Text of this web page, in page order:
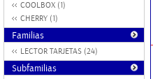
COOLBOX (1)
CHERRY (1)
Familias
LECTOR TARJETAS (24)
Subfamilias